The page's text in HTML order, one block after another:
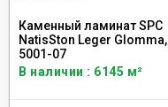
Каменный ламинат SPC
NatisSton Leger Glomma,
5001-07
В наличии : 6145 м²